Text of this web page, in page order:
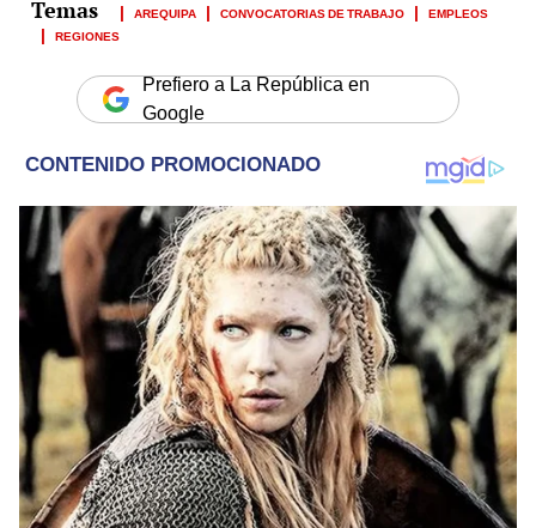
AREQUIPA CONVOCATORIAS DE TRABAJO
EMPLEOS
REGIONES
Prefiero a La República en
Google